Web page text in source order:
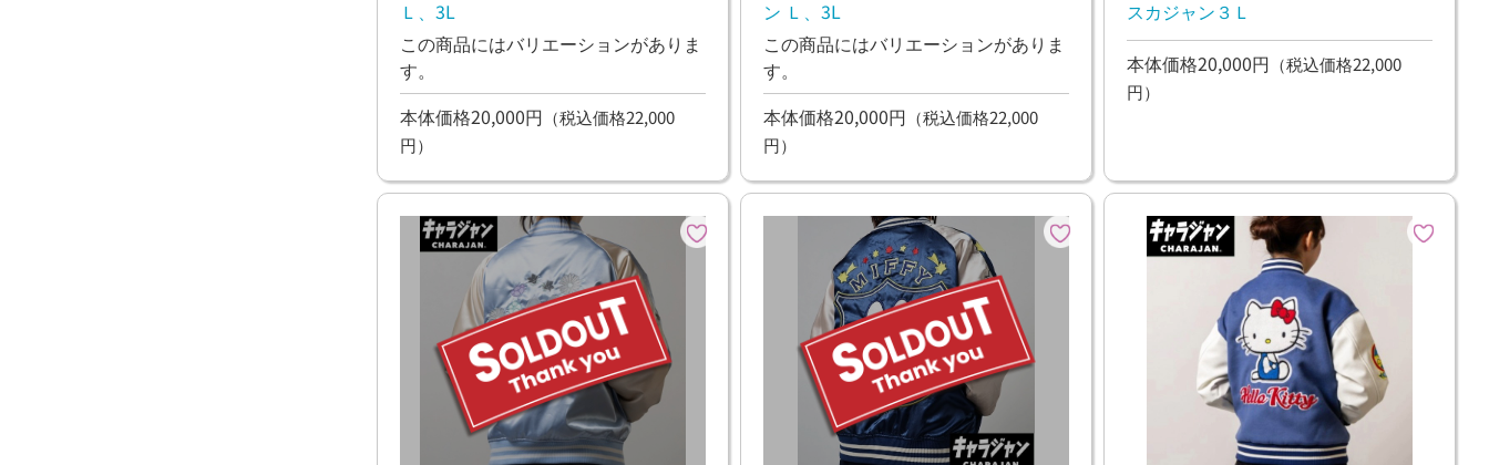
Ｌ、3L
この商品にはバリエーションがありま
す。
本体価格20,000円 （税込価格22,000
円）
ン Ｌ、3L
この商品にはバリエーションがありま
す。
本体価格20,000円 （税込価格22,000
円）
スカジャン３Ｌ
本体価格20,000円 （税込価格22,000
円）